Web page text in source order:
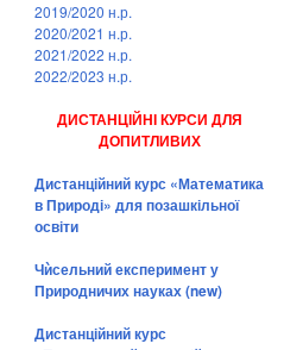
2019/2020 н.р.
2020/2021 н.р.
2021/2022 н.р.
2022/2023 н.р.
ДИСТАНЦІЙНІ КУРСИ ДЛЯ
ДОПИТЛИВИХ
Дистанційний курс «Математика
в Природі» для позашкільної
освіти
Чѝсельний експеримент у
Природничих науках (new)
Дистанційний курс